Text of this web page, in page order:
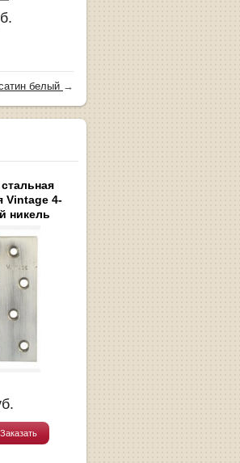
белый →
Vintage 4-
никель
Заказать